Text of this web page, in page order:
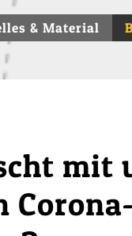
& Material
mit